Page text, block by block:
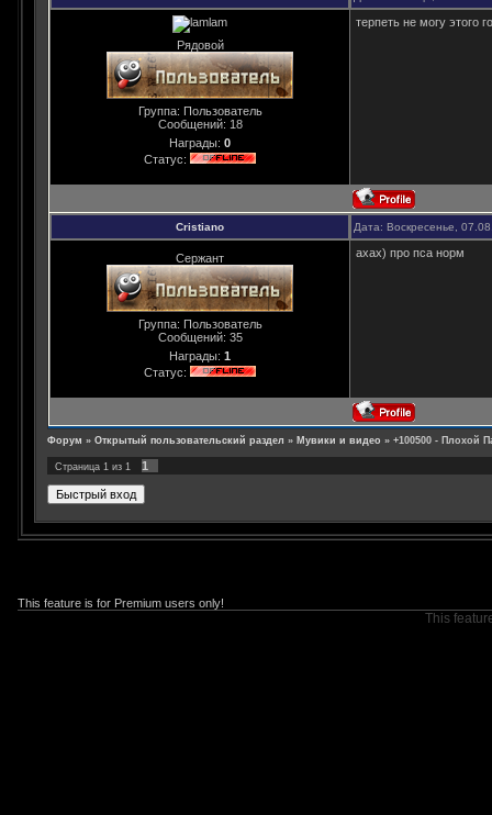
Рядовой
Группа: Пользователь
Сообщений: 18
Награды: 0
Статус:
терпеть не могу этого
Cristiano Дата: Воскресенье,
Сержант
Группа: Пользователь
Сообщений: 35
Награды: 1
Статус:
ахах) про пса норм
Форум » Открытый пользовательский раздел » Мувики и видео » +100500 - Плохой
Страница 1 из 1 1
This feature is for Premium users only!
This